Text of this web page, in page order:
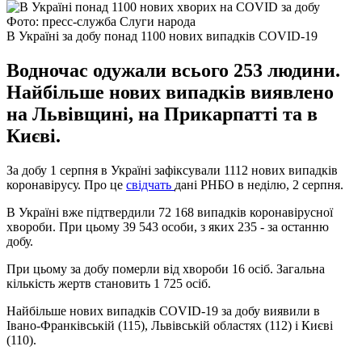
Фото: пресс-служба Слуги народа
В Україні за добу понад 1100 нових випадків COVID-19
Водночас одужали всього 253 людини.
Найбільше нових випадків виявлено
на Львівщині, на Прикарпатті та в
Києві.
За добу 1 серпня в Україні зафіксували 1112 нових випадків
коронавірусу. Про це свідчать дані РНБО в неділю, 2 серпня.
В Україні вже підтвердили 72 168 випадків коронавірусної
хвороби. При цьому 39 543 особи, з яких 235 - за останню
добу.
При цьому за добу померли від хвороби 16 осіб. Загальна
кількість жертв становить 1 725 осіб.
Найбільше нових випадків COVID-19 за добу виявили в
Івано-Франківській (115), Львівській областях (112) і Києві
(110).